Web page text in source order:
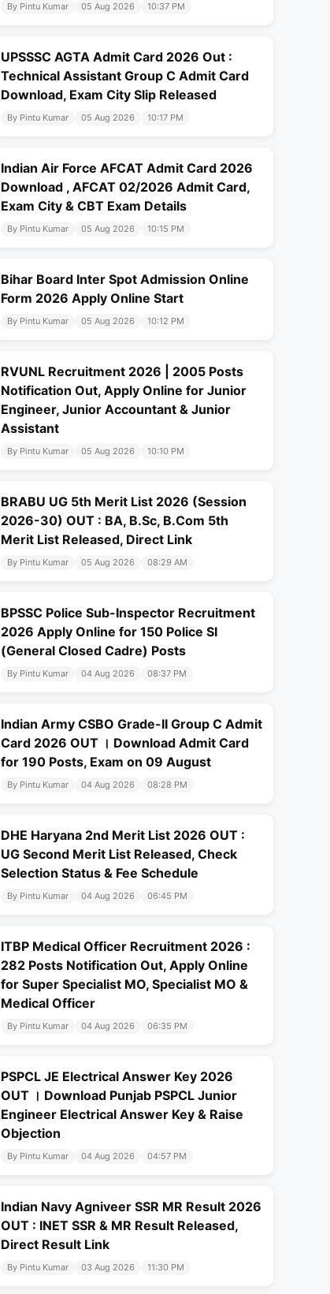
By Pintu Kumar 05 Aug 2026 10:37 PM
UPSSSC AGTA Admit Card 2026 Out :
Technical Assistant Group C Admit Card
Download, Exam City Slip Released
By Pintu Kumar 05 Aug 2026 10:17 PM
Indian Air Force AFCAT Admit Card 2026
Download , AFCAT 02/2026 Admit Card,
Exam City & CBT Exam Details
By Pintu Kumar 05 Aug 2026 10:15 PM
Bihar Board Inter Spot Admission Online
Form 2026 Apply Online Start
By Pintu Kumar 05 Aug 2026 10:12 PM
RVUNL Recruitment 2026 | 2005 Posts
Notification Out, Apply Online for Junior
Engineer, Junior Accountant & Junior
Assistant
By Pintu Kumar 05 Aug 2026 10:10 PM
BRABU UG 5th Merit List 2026 (Session
2026-30) OUT : BA, B.Sc, B.Com 5th
Merit List Released, Direct Link
By Pintu Kumar 05 Aug 2026 08:29 AM
BPSSC Police Sub-Inspector Recruitment
2026 Apply Online for 150 Police SI
(General Closed Cadre) Posts
By Pintu Kumar 04 Aug 2026 08:37 PM
Indian Army CSBO Grade-II Group C Admit
Card 2026 OUT । Download Admit Card
for 190 Posts, Exam on 09 August
By Pintu Kumar 04 Aug 2026 08:28 PM
DHE Haryana 2nd Merit List 2026 OUT :
UG Second Merit List Released, Check
Selection Status & Fee Schedule
By Pintu Kumar 04 Aug 2026 06:45 PM
ITBP Medical Officer Recruitment 2026 :
282 Posts Notification Out, Apply Online
for Super Specialist MO, Specialist MO &
Medical Officer
By Pintu Kumar 04 Aug 2026 06:35 PM
PSPCL JE Electrical Answer Key 2026
OUT । Download Punjab PSPCL Junior
Engineer Electrical Answer Key & Raise
Objection
By Pintu Kumar 04 Aug 2026 04:57 PM
Indian Navy Agniveer SSR MR Result 2026
OUT : INET SSR & MR Result Released,
Direct Result Link
By Pintu Kumar 03 Aug 2026 11:30 PM